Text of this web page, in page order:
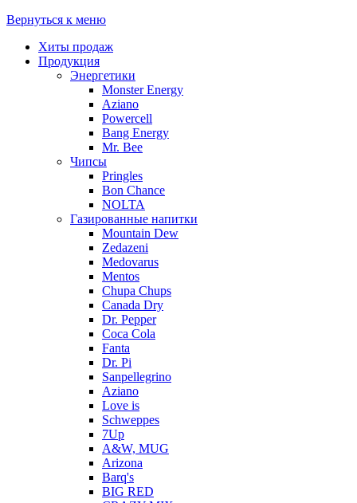
Вернуться к меню
Хиты продаж
Продукция
Энергетики
Monster Energy
Aziano
Powercell
Bang Energy
Mr. Bee
Чипсы
Pringles
Bon Chance
NOLTA
Газированные напитки
Mountain Dew
Zedazeni
Medovarus
Mentos
Chupa Chups
Canada Dry
Dr. Pepper
Coca Cola
Fanta
Dr. Pi
Sanpellegrino
Aziano
Love is
Schweppes
7Up
A&W, MUG
Arizona
Barq's
BIG RED